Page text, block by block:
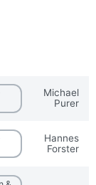
Michael
Purer
Hannes
Forster